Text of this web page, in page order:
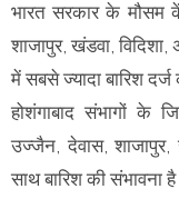
भारत सरकार के मौसम
शाजापुर, खंडवा, विदिशा,
में सबसे ज्यादा बारिश
होशंगाबाद संभागों के
उज्जैन, देवास,
साथ बारिश की संभावना